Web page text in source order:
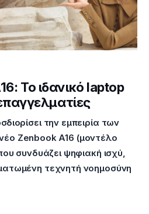
Το ιδανικό laptop
την εμπειρία των
Zenbook A16 (μοντέλο
συνδυάζει ψηφιακή ισχύ,
τεχνητή νοημοσύνη